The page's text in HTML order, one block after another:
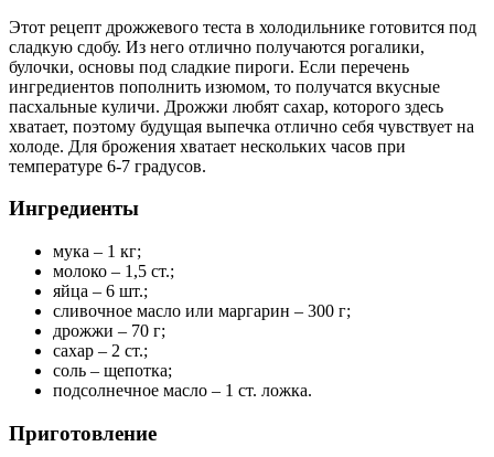
Этот рецепт дрожжевого теста в холодильнике готовится под
сладкую сдобу. Из него отлично получаются рогалики,
булочки, основы под сладкие пироги. Если перечень
ингредиентов пополнить изюмом, то получатся вкусные
пасхальные куличи. Дрожжи любят сахар, которого здесь
хватает, поэтому будущая выпечка отлично себя чувствует на
холоде. Для брожения хватает нескольких часов при
температуре 6-7 градусов.
Ингредиенты
мука – 1 кг;
молоко – 1,5 ст.;
яйца – 6 шт.;
сливочное масло или маргарин – 300 г;
дрожжи – 70 г;
сахар – 2 ст.;
соль – щепотка;
подсолнечное масло – 1 ст. ложка.
Приготовление